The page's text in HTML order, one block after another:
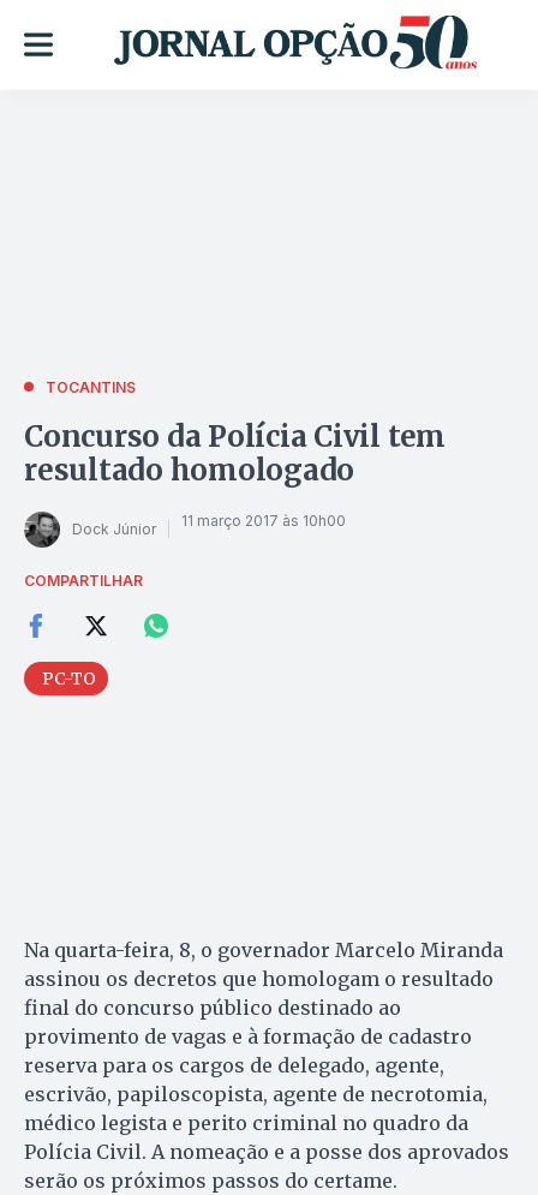
TOCANTINS
Concurso da Polícia Civil tem
resultado homologado
Dock Júnior 11 março 2017 às 10h00
COMPARTILHAR
PC-TO
Na quarta-feira, 8, o governador Marcelo Miranda
assinou os decretos que homologam o resultado
final do concurso público destinado ao
provimento de vagas e à formação de cadastro
reserva para os cargos de delegado, agente,
escrivão, papiloscopista, agente de necrotomia,
médico legista e perito criminal no quadro da
Polícia Civil. A nomeação e a posse dos aprovados
serão os próximos passos do certame.